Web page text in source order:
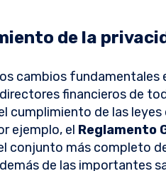
de la
cambios fundamentales
financieros de
cumplimiento de las
ejemplo, el Reglamento
conjunto más completo
de las importantes